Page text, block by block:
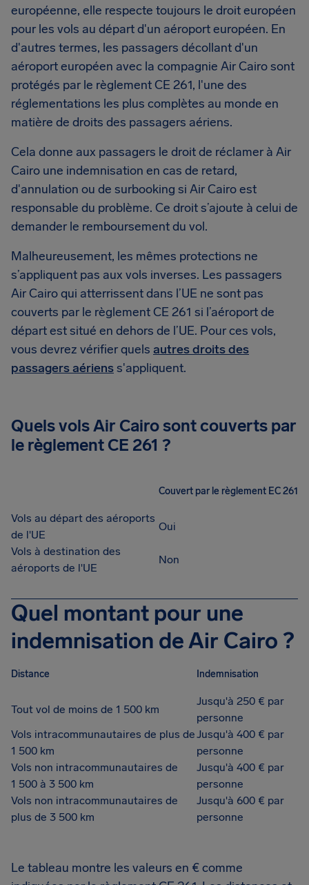
européenne, elle respecte toujours le droit européen
pour les vols au départ d'un aéroport européen. En
d'autres termes, les passagers décollant d'un
aéroport européen avec la compagnie Air Cairo sont
protégés par le règlement CE 261, l'une des
réglementations les plus complètes au monde en
matière de droits des passagers aériens.
Cela donne aux passagers le droit de réclamer à Air
Cairo une indemnisation en cas de retard,
d'annulation ou de surbooking si Air Cairo est
responsable du problème. Ce droit s’ajoute à celui de
demander le remboursement du vol.
Malheureusement, les mêmes protections ne
s’appliquent pas aux vols inverses. Les passagers
Air Cairo qui atterrissent dans l’UE ne sont pas
couverts par le règlement CE 261 si l’aéroport de
départ est situé en dehors de l’UE. Pour ces vols,
vous devrez vérifier quels autres droits des
passagers aérienss'appliquent.
Quels vols Air Cairo sont couverts par
le règlement CE 261 ?
Couvert par le règlement EC 261
Vols au départ des aéroports
de l'UE
Oui
Vols à destination des
aéroports de l'UE
Non
Quel montant pour une
indemnisation de Air Cairo ?
Distance Indemnisation
Tout vol de moins de 1 500 km
Jusqu'à 250 € par
personne
Vols intracommunautaires de plus de
1 500 km
Jusqu'à 400 € par
personne
Vols non intracommunautaires de
1 500 à 3 500 km
Jusqu'à 400 € par
personne
Vols non intracommunautaires de
plus de 3 500 km
Jusqu'à 600 € par
personne
Le tableau montre les valeurs en € comme